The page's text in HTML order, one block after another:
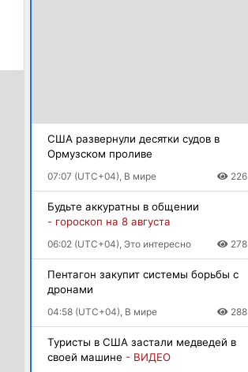
США развернули десятки судов в
Ормузском проливе
07:07 (UTC+04), В мире 226
Будьте аккуратны в общении
- гороскоп на 8 августа
06:02 (UTC+04), Это интересно 278
Пентагон закупит системы борьбы с
дронами
04:58 (UTC+04), В мире 288
Туристы в США застали медведей в
своей машине - ВИДЕО